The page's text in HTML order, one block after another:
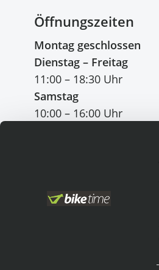
Öffnungszeiten
Montag geschlossen
Dienstag – Freitag
11:00 – 18:30 Uhr
Samstag
10:00 – 16:00 Uhr